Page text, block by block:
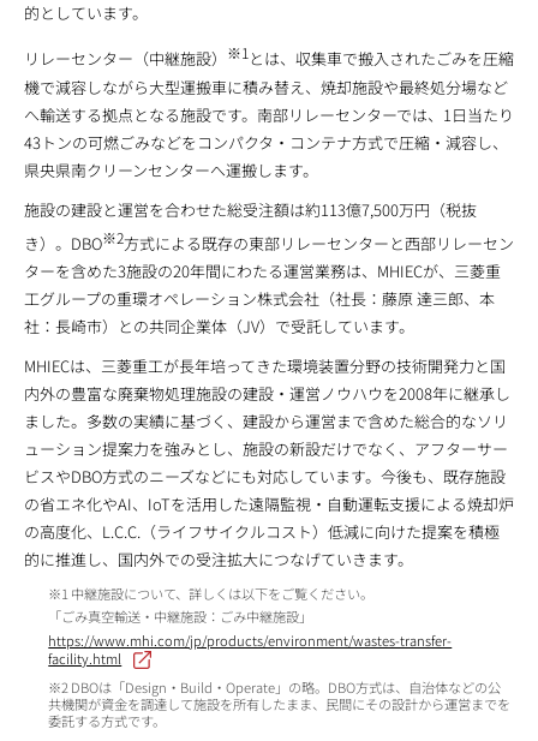
的としています。
リレーセンター（中継施設） ※1 とは、収集車で搬入されたごみを圧縮
機で減容しながら大型運搬車に積み替え、焼却施設や最終処分場など
へ輸送する拠点となる施設です。南部リレーセンターでは、1日当たり
43トンの可燃ごみなどをコンパクタ・コンテナ方式で圧縮・減容し、
県央県南クリーンセンターへ運搬します。
施設の建設と運営を合わせた総受注額は約113億7,500万円（税抜
き）。DBO※2方式による既存の東部リレーセンターと西部リレーセン
ターを含めた3施設の20年間にわたる運営業務は、MHIECが、三菱重
工グループの重環オペレーション株式会社（社長：藤原 達三郎、本
社：長崎市）との共同企業体（JV）で受託しています。
MHIECは、三菱重工が長年培ってきた環境装置分野の技術開発力と国
内外の豊富な廃棄物処理施設の建設・運営ノウハウを2008年に継承し
ました。多数の実績に基づく、建設から運営まで含めた総合的なソリ
ューション提案力を強みとし、施設の新設だけでなく、アフターサー
ビスやDBO方式のニーズなどにも対応しています。今後も、既存施設
の省エネ化やAI、IoTを活用した遠隔監視・自動運転支援による焼却炉
の高度化、L.C.C.（ライフサイクルコスト）低減に向けた提案を積極
的に推進し、国内外での受注拡大につなげていきます。
※1 中継施設について、詳しくは以下をご覧ください。
「ごみ真空輸送・中継施設：ごみ中継施設」
https://www.mhi.com/jp/products/environment/wastes-transfer-
facility.html
※2 DBOは「Design・Build・Operate」の略。DBO方式は、自治体などの公
共機関が資金を調達して施設を所有したまま、民間にその設計から運営までを
委託する方式です。